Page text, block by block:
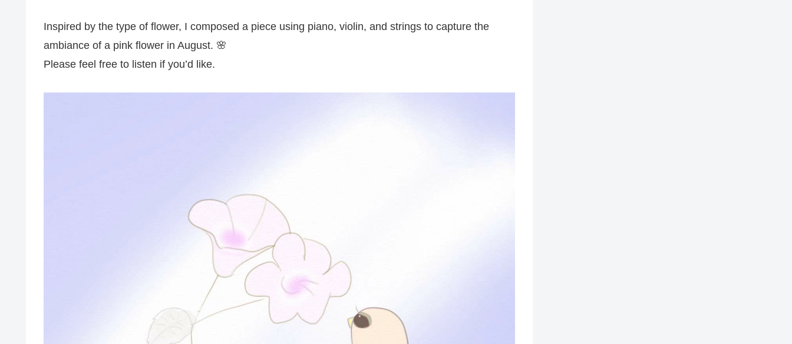
Inspired by the type of flower, I composed a piece using piano, violin, and strings to capture the
ambiance of a pink flower in August. 🌸
Please feel free to listen if you’d like.